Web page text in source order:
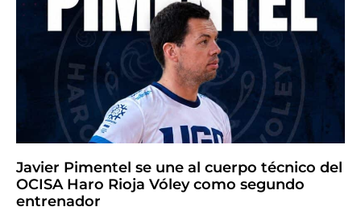
Javier Pimentel se une al cuerpo técnico del
OCISA Haro Rioja Vóley como segundo
entrenador